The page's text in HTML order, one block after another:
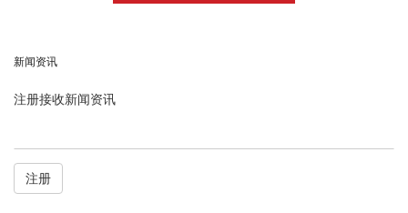
新闻资讯
注册接收新闻资讯
注册